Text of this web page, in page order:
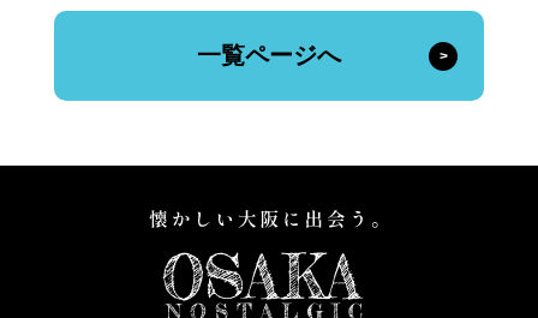
一覧ページへ